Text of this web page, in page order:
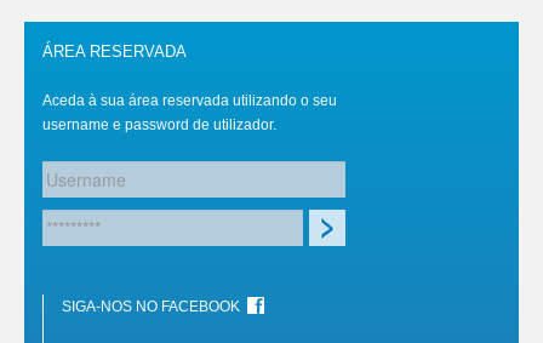
ÁREA RESERVADA
Aceda à sua área reservada utilizando o seu
username e password de utilizador.
SIGA-NOS NO FACEBOOK